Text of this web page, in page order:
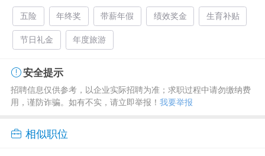
五险 年终奖 带薪年假 绩效奖金 生育补贴
节日礼金 年度旅游
安全提示
招聘信息仅供参考，以企业实际招聘为准；求职过程中请勿缴纳费
用，谨防诈骗。如有不实，请立即举报！ 我要举报
相似职位